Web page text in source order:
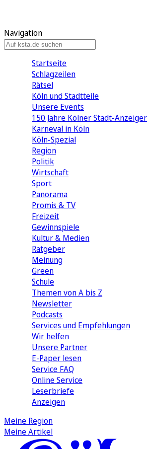
Navigation
Startseite
Schlagzeilen
Rätsel
Köln und Stadtteile
Unsere Events
150 Jahre Kölner Stadt-Anzeiger
Karneval in Köln
Köln-Spezial
Region
Politik
Wirtschaft
Sport
Panorama
Promis & TV
Freizeit
Gewinnspiele
Kultur & Medien
Ratgeber
Meinung
Green
Schule
Themen von A bis Z
Newsletter
Podcasts
Services und Empfehlungen
Wir helfen
Unsere Partner
E-Paper lesen
Service FAQ
Online Service
Leserbriefe
Anzeigen
Meine Region
Meine Artikel